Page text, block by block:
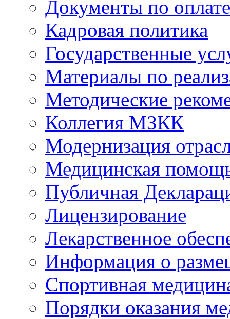
Документы по
Кадровая политика
Государственные
Материалы по
Методические
Коллегия МЗКК
Модернизация
Медицинская
Публичная
Лицензирование
Лекарственное
Информация о
Спортивная
Порядки оказания